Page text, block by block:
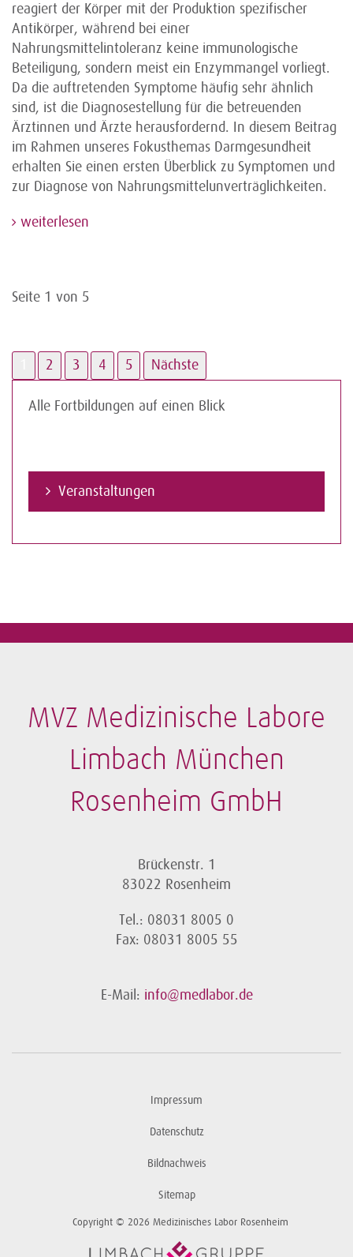
reagiert der Körper mit der Produktion spezifischer
Antikörper, während bei einer
Nahrungsmittelintoleranz keine immunologische
Beteiligung, sondern meist ein Enzymmangel vorliegt.
Da die auftretenden Symptome häufig sehr ähnlich
sind, ist die Diagnosestellung für die betreuenden
Ärztinnen und Ärzte herausfordernd. In diesem Beitrag
im Rahmen unseres Fokusthemas Darmgesundheit
erhalten Sie einen ersten Überblick zu Symptomen und
zur Diagnose von Nahrungsmittelunverträglichkeiten.
weiterlesen
Seite 1 von 5
2 3 4 5 Nächste
Alle Fortbildungen auf einen Blick
Veranstaltungen
MVZ Medizinische Labore
Limbach München
Rosenheim GmbH
Brückenstr. 1
83022 Rosenheim
Tel.: 08031 8005 0
Fax: 08031 8005 55
E-Mail: info@medlabor.de
Impressum
Datenschutz
Bildnachweis
Sitemap
Copyright © 2026 Medizinisches Labor Rosenheim